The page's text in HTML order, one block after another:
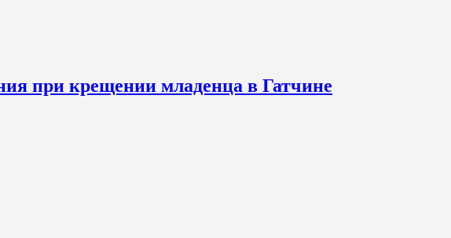
при крещении младенца в Гатчине